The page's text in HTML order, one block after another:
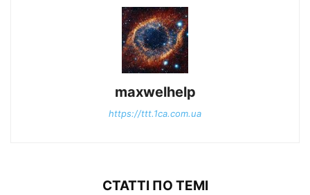
maxwelhelp
https://ttt.1ca.com.ua
СТАТТІ ПО ТЕМІ